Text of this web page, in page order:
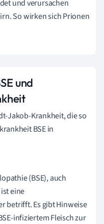
und verursachen
So wirken sich Prionen
und
Jakob-Krankheit, die so
BSE in
(BSE), auch
eine
betrifft. Es gibt Hinweise
infiziertem Fleisch zur